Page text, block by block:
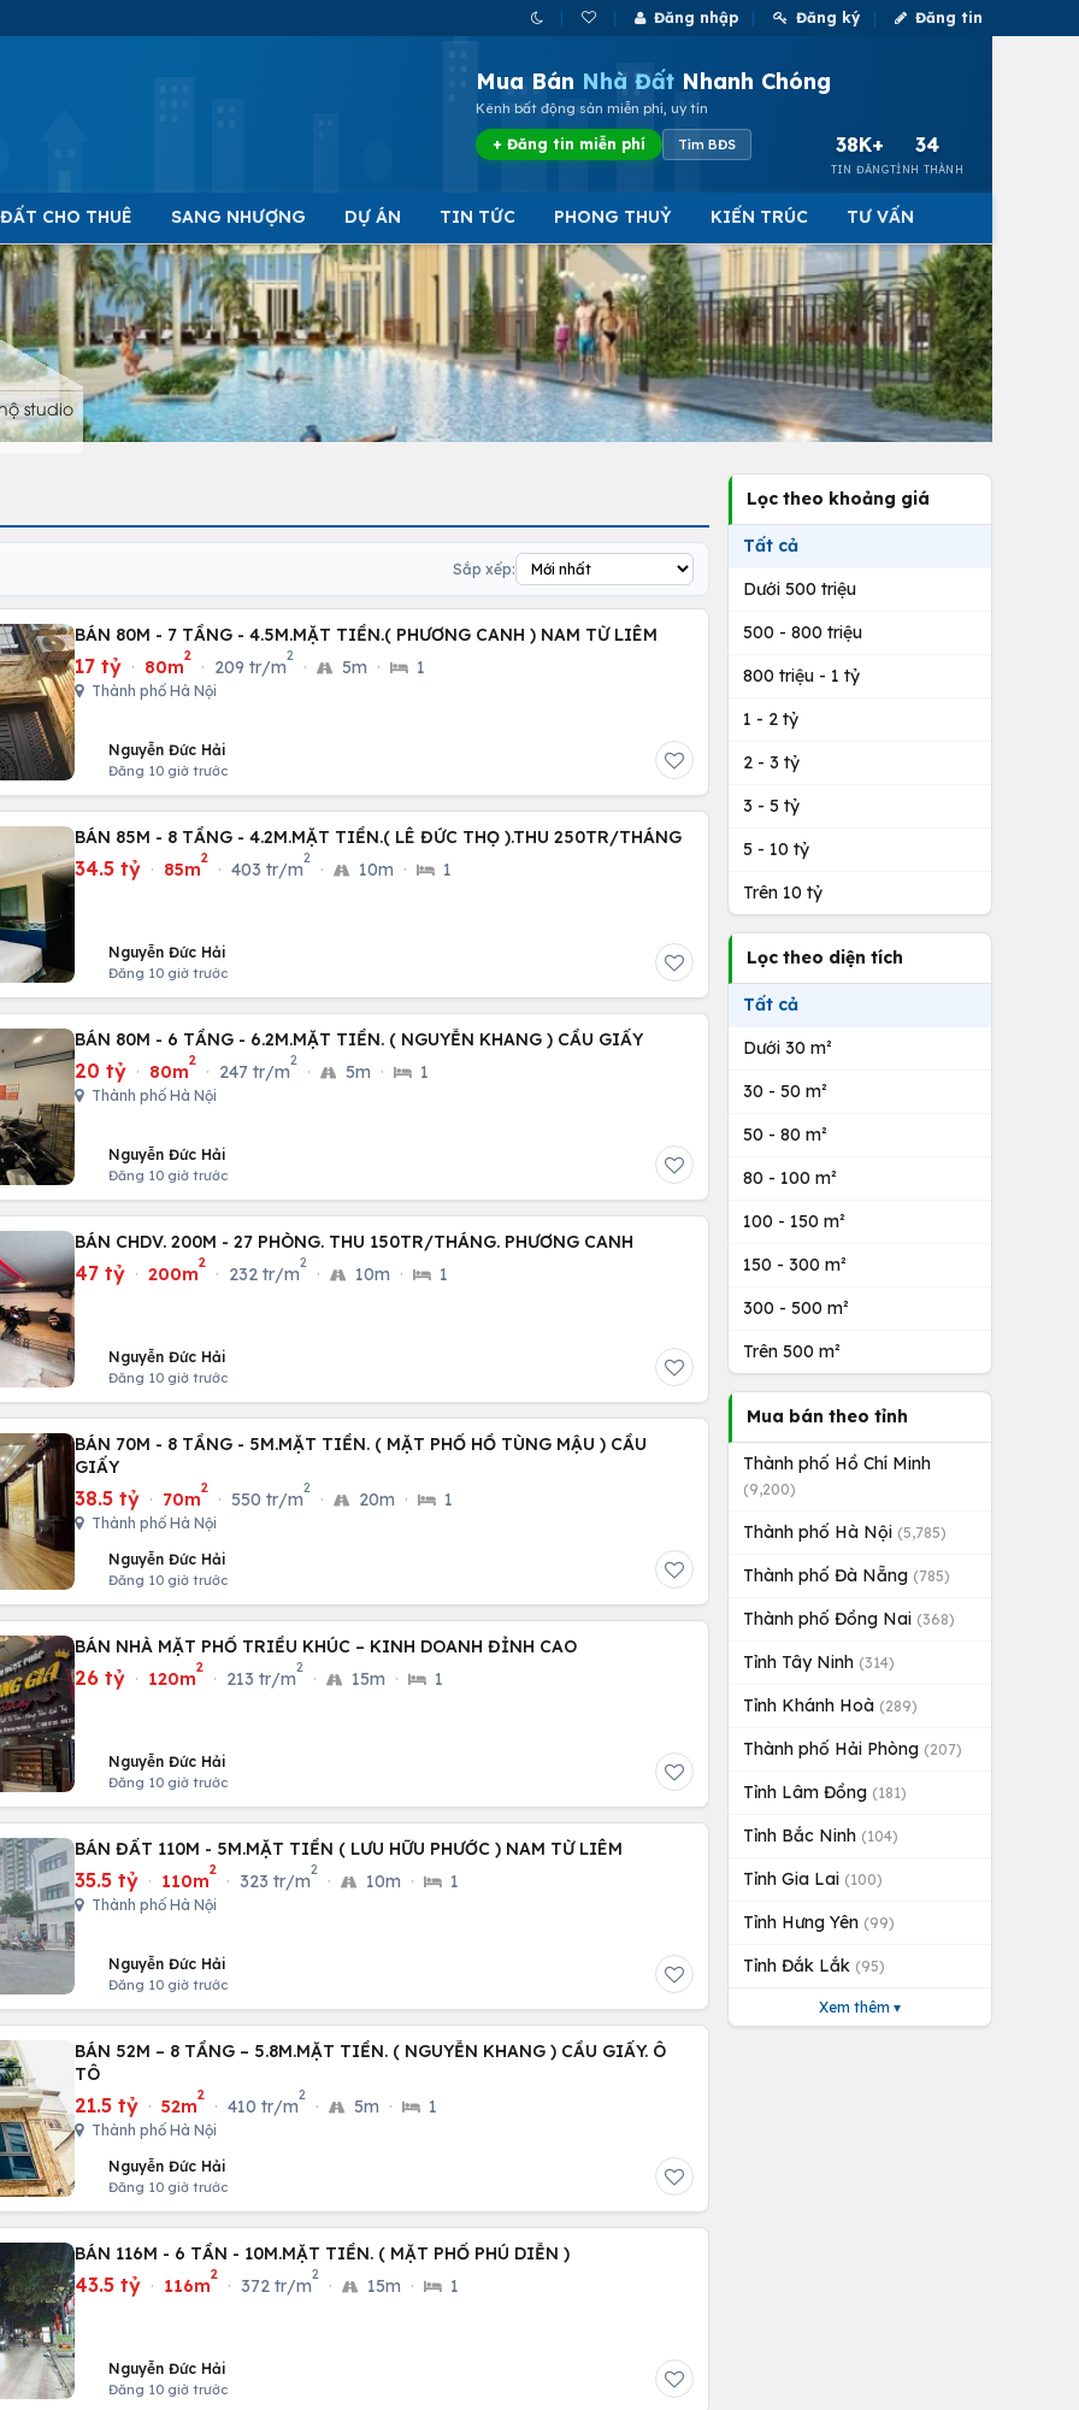
Đăng nhập Đăng ký Đăng tin
Mua Bán Nhà Đất Nhanh Chóng
Kênh bất động sản miễn phí, uy tín
+ Đăng tin miễn phí Tìm BĐS 38K+
TIN ĐĂNG
34
TỈNH THÀNH
CHO THUÊ SANG NHƯỢNG DỰ ÁN TIN TỨC PHONG THUỶ KIẾN TRÚC TƯ VẤN
studio
Sắp xếp:
BÁN 80M - 7 TẦNG - 4.5M.MẶT TIỀN.( PHƯƠNG CANH ) NAM TỪ LIÊM
17 tỷ · 80m
2
· 209 tr/m
2
· 5m · 1
Thành phố Hà Nội
Nguyễn Đức Hải
Đăng 10 giờ trước
BÁN 85M - 8 TẦNG - 4.2M.MẶT TIỀN.( LÊ ĐỨC THỌ ).THU 250TR/THÁNG
34.5 tỷ · 85m
2
· 403 tr/m
2
· 10m · 1
Nguyễn Đức Hải
Đăng 10 giờ trước
BÁN 80M - 6 TẦNG - 6.2M.MẶT TIỀN. ( NGUYỄN KHANG ) CẦU GIẤY
20 tỷ · 80m
2
· 247 tr/m
2
· 5m · 1
Thành phố Hà Nội
Nguyễn Đức Hải
Đăng 10 giờ trước
BÁN CHDV. 200M - 27 PHÒNG. THU 150TR/THÁNG. PHƯƠNG CANH
47 tỷ · 200m
2
· 232 tr/m
2
· 10m · 1
Nguyễn Đức Hải
Đăng 10 giờ trước
BÁN 70M - 8 TẦNG - 5M.MẶT TIỀN. ( MẶT PHỐ HỒ TÙNG MẬU ) CẦU
GIẤY
38.5 tỷ · 70m
2
· 550 tr/m
2
· 20m · 1
Thành phố Hà Nội
Nguyễn Đức Hải
Đăng 10 giờ trước
BÁN NHÀ MẶT PHỐ TRIỀU KHÚC – KINH DOANH ĐỈNH CAO
26 tỷ · 120m
2
· 213 tr/m
2
· 15m · 1
Nguyễn Đức Hải
Đăng 10 giờ trước
BÁN ĐẤT 110M - 5M.MẶT TIỀN ( LƯU HỮU PHƯỚC ) NAM TỪ LIÊM
35.5 tỷ · 110m
2
· 323 tr/m
2
· 10m · 1
Thành phố Hà Nội
Nguyễn Đức Hải
Đăng 10 giờ trước
BÁN 52M – 8 TẦNG – 5.8M.MẶT TIỀN. ( NGUYỄN KHANG ) CẦU GIẤY. Ô
TÔ
21.5 tỷ · 52m
2
· 410 tr/m
2
· 5m · 1
Thành phố Hà Nội
Nguyễn Đức Hải
Đăng 10 giờ trước
BÁN 116M - 6 TẦN - 10M.MẶT TIỀN. ( MẶT PHỐ PHÚ DIỄN )
43.5 tỷ · 116m
2
· 372 tr/m
2
· 15m · 1
Nguyễn Đức Hải
Đăng 10 giờ trước
Lọc theo khoảng giá
Tất cả
Dưới 500 triệu
500 - 800 triệu
800 triệu - 1 tỷ
1 - 2 tỷ
2 - 3 tỷ
3 - 5 tỷ
5 - 10 tỷ
Trên 10 tỷ
Lọc theo diện tích
Tất cả
Dưới 30 m²
30 - 50 m²
50 - 80 m²
80 - 100 m²
100 - 150 m²
150 - 300 m²
300 - 500 m²
Trên 500 m²
Mua bán theo tỉnh
Thành phố Hồ Chí Minh
(9,200)
Thành phố Hà Nội (5,785)
Thành phố Đà Nẵng (785)
Thành phố Đồng Nai (368)
Tỉnh Tây Ninh (314)
Tỉnh Khánh Hoà (289)
Thành phố Hải Phòng (207)
Tỉnh Lâm Đồng (181)
Tỉnh Bắc Ninh (104)
Tỉnh Gia Lai (100)
Tỉnh Hưng Yên (99)
Tỉnh Đắk Lắk (95)
Xem thêm ▾